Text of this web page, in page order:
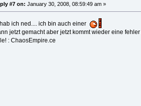
#7 on: January 30, 2008, 08:59:49 am »
ich ned.... ich bin auch einer
jetzt gemacht aber jetzt kommt wieder eine
: ChaosEmpire.ce